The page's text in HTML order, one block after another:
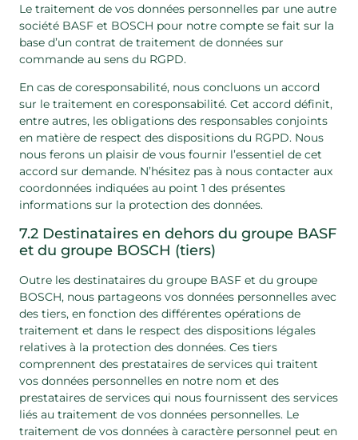
Le traitement de vos données personnelles par une autre
société BASF et BOSCH pour notre compte se fait sur la
base d’un contrat de traitement de données sur
commande au sens du RGPD.
En cas de coresponsabilité, nous concluons un accord
sur le traitement en coresponsabilité. Cet accord définit,
entre autres, les obligations des responsables conjoints
en matière de respect des dispositions du RGPD. Nous
nous ferons un plaisir de vous fournir l’essentiel de cet
accord sur demande. N’hésitez pas à nous contacter aux
coordonnées indiquées au point 1 des présentes
informations sur la protection des données.
7.2 Destinataires en dehors du groupe BASF
et du groupe BOSCH (tiers)
Outre les destinataires du groupe BASF et du groupe
BOSCH, nous partageons vos données personnelles avec
des tiers, en fonction des différentes opérations de
traitement et dans le respect des dispositions légales
relatives à la protection des données. Ces tiers
comprennent des prestataires de services qui traitent
vos données personnelles en notre nom et des
prestataires de services qui nous fournissent des services
liés au traitement de vos données personnelles. Le
traitement de vos données à caractère personnel peut en